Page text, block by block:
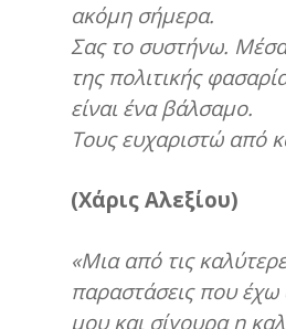
ακόμη σήμερα.
Σας το συστήνω. Μέσα
της πολιτικής
είναι ένα βάλσαμο.
Τους ευχαριστώ από
(Χάρις Αλεξίου)
«Mια από τις
παραστάσεις που έχω
μου και σίγουρα η